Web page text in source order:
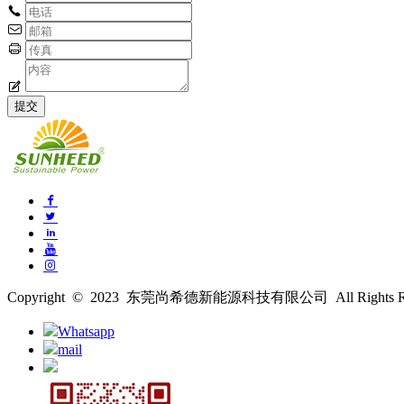
Copyright © 2023 东莞尚希德新能源科技有限公司 All Rights
Whatsapp
mail